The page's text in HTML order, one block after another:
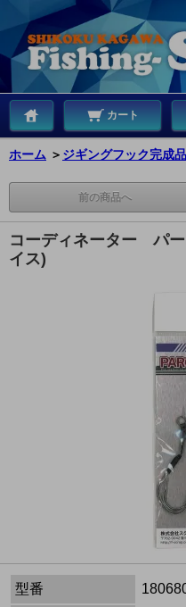
カート
ホーム ＞ ジギングフック完成品
前の商品へ
コーディネーター パー
イス)
型番